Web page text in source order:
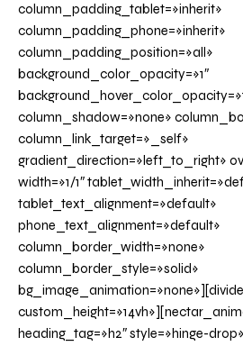
column_padding_tablet=»inherit»
column_padding_phone=»inherit»
column_padding_position=»all»
background_color_opacity=»1″
column_shadow=»none»
column_link_target=»_self»
gradient_direction=»left_to_right»
width=»1/1″
tablet_text_alignment=»default»
phone_text_alignment=»default»
column_border_width=»none»
column_border_style=»solid»
heading_tag=»h2″ style=»hinge-